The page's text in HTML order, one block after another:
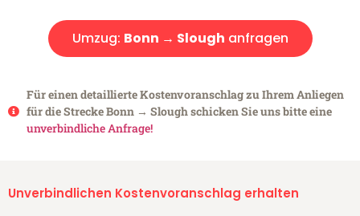
Umzug: Bonn → Slough anfragen
Für einen detaillierte Kostenvoranschlag zu Ihrem Anliegen
für die Strecke Bonn → Slough schicken Sie uns bitte eine
unverbindliche Anfrage!
Unverbindlichen Kostenvoranschlag erhalten